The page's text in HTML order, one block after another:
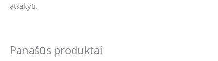
atsakyti.
Panašūs produktai